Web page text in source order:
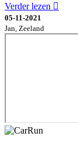
Verder lezen
05-11-2021
Jan, Zeeland